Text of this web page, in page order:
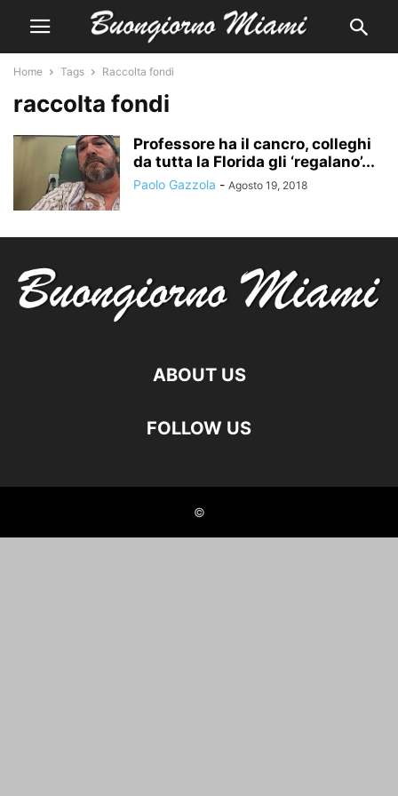
Home Tags Raccolta fondi
raccolta fondi
Professore ha il cancro, colleghi
da tutta la Florida gli ‘regalano’...
Paolo Gazzola - Agosto 19, 2018
ABOUT US
FOLLOW US
©